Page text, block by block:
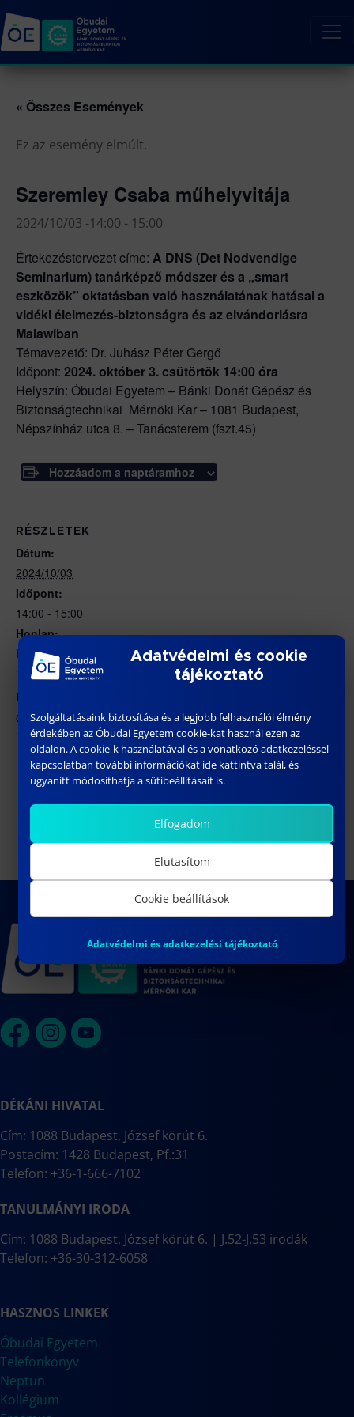
« Összes Események
Ez az esemény elmúlt.
Szeremley Csaba műhelyvitája
2024/10/03 -14:00 - 15:00
Értekezéstervezet címe: A DNS (Det Nodvendige
Seminarium) tanárképző módszer és a „smart
eszközök” oktatásban való használatának hatásai a
vidéki élelmezés-biztonságra és az elvándorlásra
Malawiban
Témavezető: Dr. Juhász Péter Gergő
Időpont: 2024. október 3. csütörtök 14:00 óra
Helyszín: Óbudai Egyetem – Bánki Donát Gépész és
Biztonságtechnikai Mérnöki Kar – 1081 Budapest,
Népszínház utca 8. – Tanácsterem (fszt.45)
Hozzáadom a naptáramhoz
RÉSZLETEK
Dátum:
2024/10/03
Időpont:
14:00 - 15:00
Honlap:
https://bdi.uni-obuda.hu/doktori-cselekmenyek/
HELYSZÍN
ÓE BGK – 1081 Budapest, Népszínház utca 8.
Tréning I. (Gépész,
Energetika első évesek) (20
pont)
Előadás: Balogh Levente (BT,
Kiber, Mecha első évesek) (10 pont)
DÉKÁNI HIVATAL
Cím: 1088 Budapest, József körút 6.
Postacím: 1428 Budapest, Pf.:31
Telefon: +36-1-666-7102
TANULMÁNYI IRODA
Cím: 1088 Budapest, József körút 6. | J.52-J.53 irodák
Telefon: +36-30-312-6058
HASZNOS LINKEK
Óbudai Egyetem
Telefonkönyv
Neptun
Kollégium
Adatvédelmi és cookie
tájékoztató
Szolgáltatásaink biztosítása és a legjobb felhasználói élmény
érdekében az Óbudai Egyetem cookie-kat használ ezen az
oldalon. A cookie-k használatával és a vonatkozó adatkezeléssel
kapcsolatban további információkat ide kattintva talál, és
ugyanitt módosíthatja a sütibeállításait is.
Elfogadom
Elutasítom
Cookie beállítások
Adatvédelmi és adatkezelési tájékoztató